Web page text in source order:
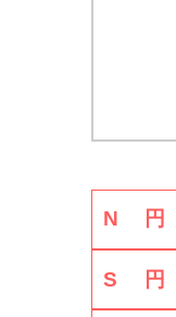
N 円
S 円